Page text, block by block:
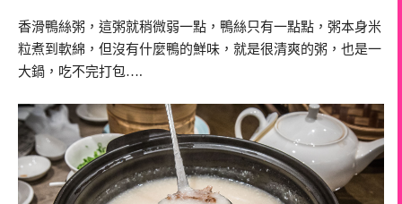
香滑鴨絲粥，這粥就稍微弱一點，鴨絲只有一點點，粥本身米
粒煮到軟綿，但沒有什麼鴨的鮮味，就是很清爽的粥，也是一
大鍋，吃不完打包….